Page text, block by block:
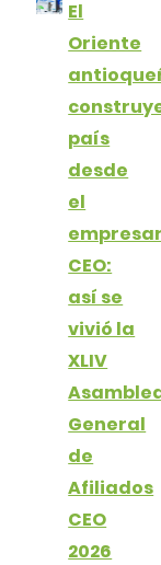
El
Oriente
país
desde
el
CEO:
así se
vivió la
XLIV
General
de
Afiliados
CEO
2026